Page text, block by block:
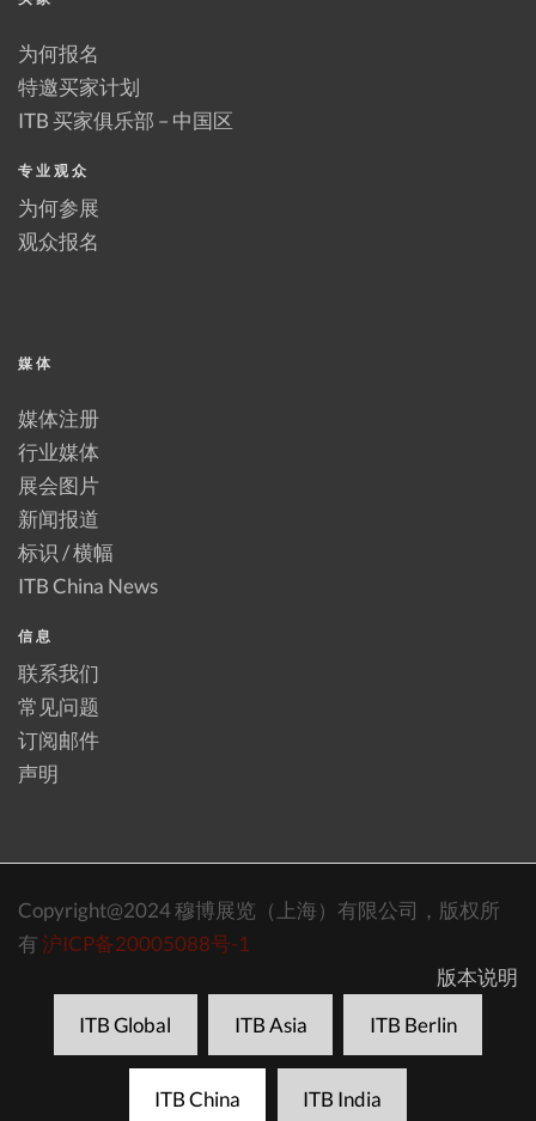
为何报名
特邀买家计划
ITB 买家俱乐部 – 中国区
专业观众
为何参展
观众报名
媒体
媒体注册
行业媒体
展会图片
新闻报道
标识 / 横幅
ITB China News
信息
联系我们
常见问题
订阅邮件
声明
Copyright@2024 穆博展览（上海）有限公司，版权所
有 沪ICP备20005088号-1
版本说明
ITB Global
ITB Asia ITB Berlin
ITB China ITB India